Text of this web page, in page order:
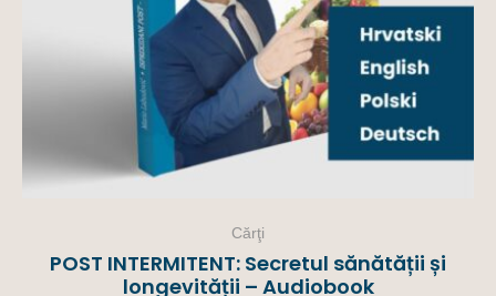
Cărţi
POST INTERMITENT: Secretul sănătății și
longevității – Audiobook